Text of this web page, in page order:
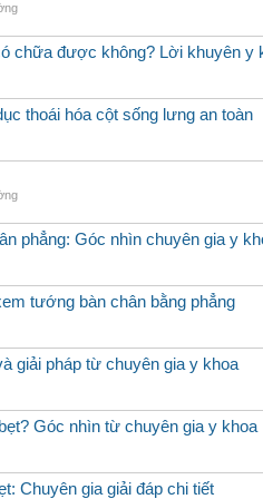
chữa được không? Lời khuyên y
thoái hóa cột sống lưng an toàn
phẳng: Góc nhìn chuyên gia y
tướng bàn chân bằng phẳng
giải pháp từ chuyên gia y khoa
Góc nhìn từ chuyên gia y khoa
Chuyên gia giải đáp chi tiết